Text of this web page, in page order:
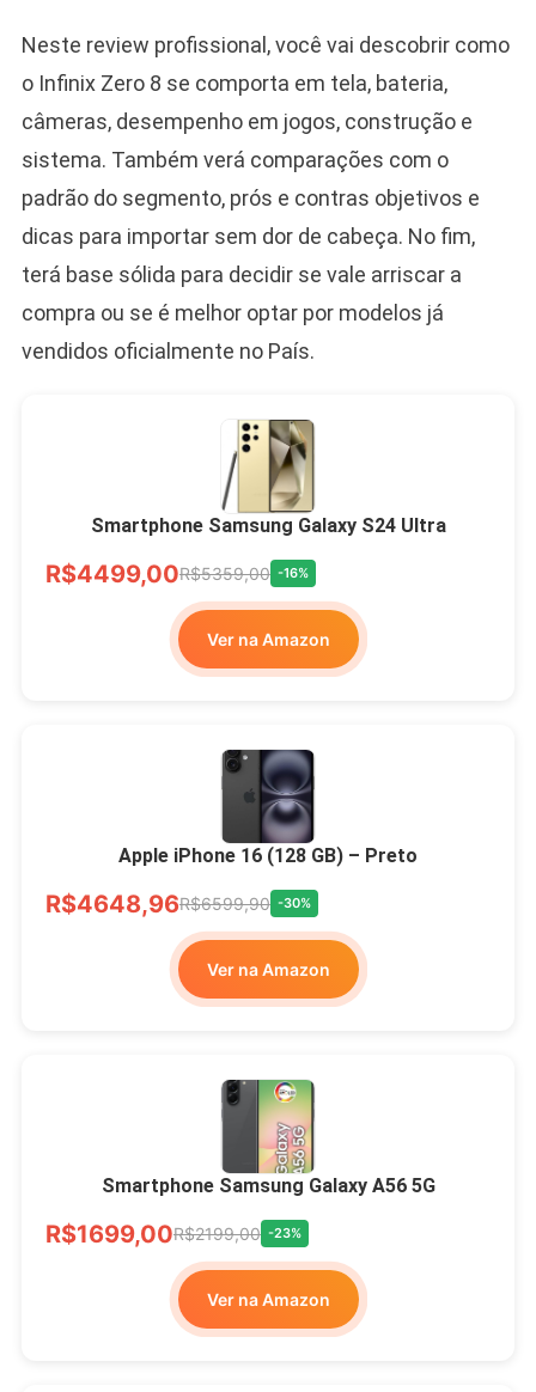
Neste review profissional, você vai descobrir como
o Infinix Zero 8 se comporta em tela, bateria,
câmeras, desempenho em jogos, construção e
sistema. Também verá comparações com o
padrão do segmento, prós e contras objetivos e
dicas para importar sem dor de cabeça. No fim,
terá base sólida para decidir se vale arriscar a
compra ou se é melhor optar por modelos já
vendidos oficialmente no País.
Smartphone Samsung Galaxy S24 Ultra
R$4499,00R$5359,00 -16%
Ver na Amazon
Apple iPhone 16 (128 GB) – Preto
R$4648,96R$6599,90 -30%
Ver na Amazon
Smartphone Samsung Galaxy A56 5G
R$1699,00R$2199,00 -23%
Ver na Amazon